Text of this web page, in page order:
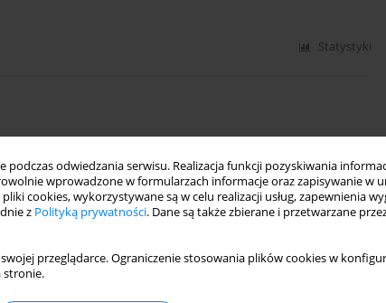
podczas odwiedzania serwisu. Realizacja funkcji pozyskiwania
wprowadzone w formularzach informacje oraz zapisywanie w
cookies, wykorzystywane są w celu realizacji usług, zapewnienia
z Polityką prywatności. Dane są także zbierane i przetwarzane
przeglądarce. Ograniczenie stosowania plików cookies w
stronie.
Statystyki
Statystyki